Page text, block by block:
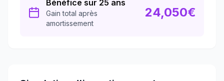
Bénéfice sur 25 ans
Gain total après
amortissement
24,050€